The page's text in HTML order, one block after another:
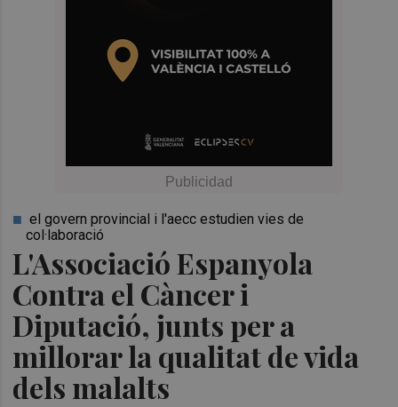
L'Associació Espanyola
Contra el Càncer i
Diputació, junts per a
millorar la qualitat de vida
dels malalts
el govern provincial i l'aecc estudien vies de
col·laboració